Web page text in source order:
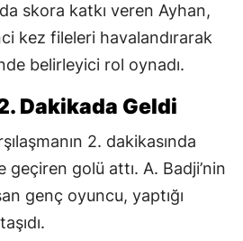
skora katkı veren Ayhan,
kez fileleri havalandırarak
belirleyici rol oynadı.
Dakikada Geldi
2. dakikasında
geçiren golü attı. A. Badji’nin
genç oyuncu, yaptığı